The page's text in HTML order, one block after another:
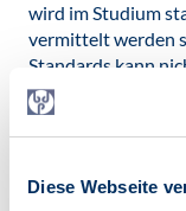
Diese Webseite
wird im Studium
vermittelt werden
Standards kann
Das
vor 20 Jahren
dies nicht ins